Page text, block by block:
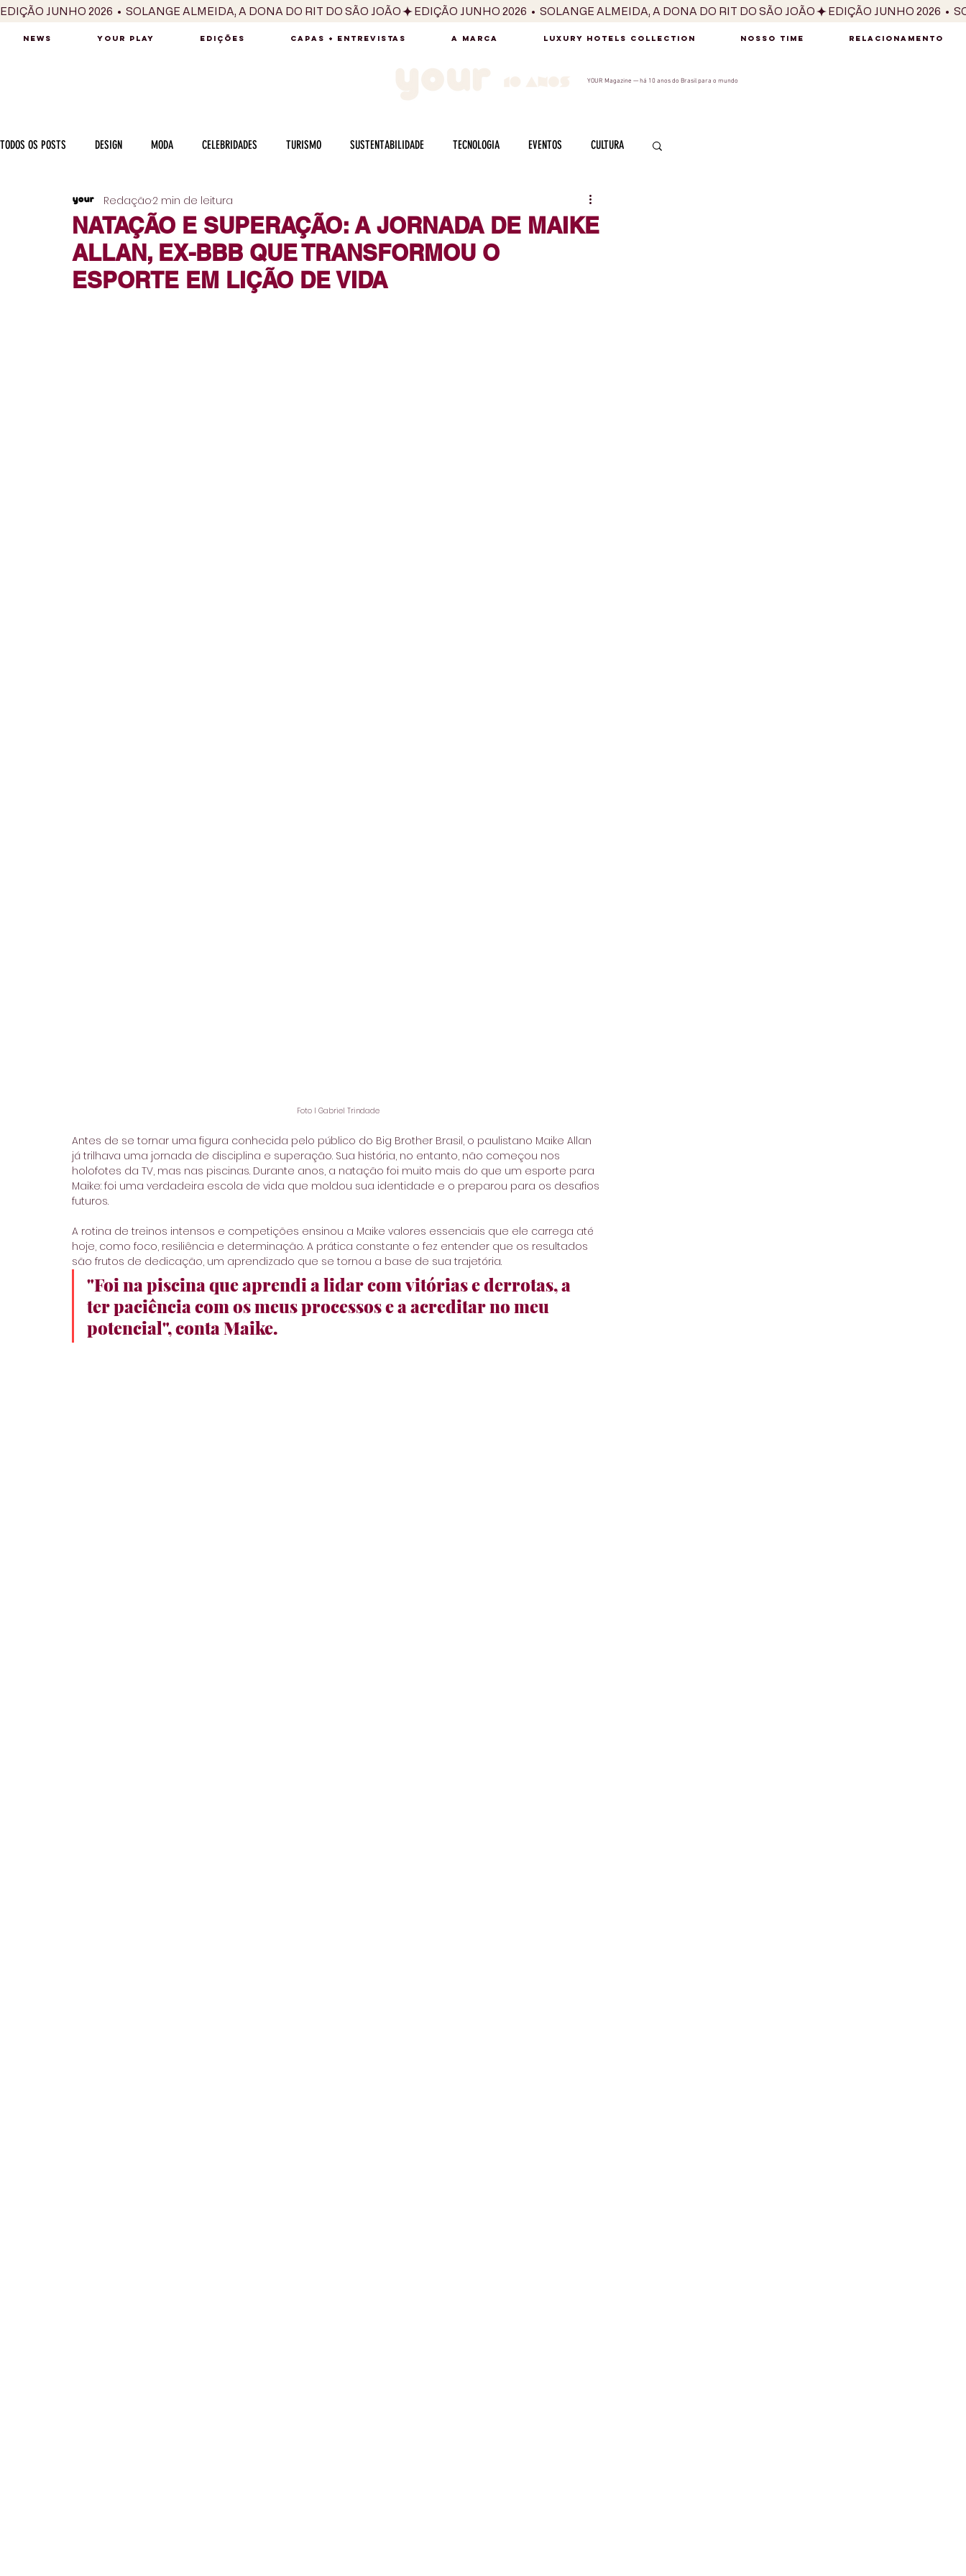
EDIÇÃO JUNHO 2026  •  SOLANGE ALMEIDA, A DONA DO RIT DO SÃO JOÃO
NEWS YOUR PLAY EDIÇÕES CAPAS + ENTREVISTAS A MARCA LUXURY HOTELS COLLECTION NOSSO TIME RELACIONAMENTO
YOUR Magazine — há 10 anos do Brasil para o mundo
TODOS OS POSTS DESIGN MODA CELEBRIDADES TURISMO SUSTENTABILIDADE TECNOLOGIA EVENTOS CULTURA
MÚSICA SÉRIES / TV INTERNACIONAL
CULINÁRIA PESSOAS CARREIRA VINHOS SABOR SEXUALIDADE MULHER
NATAÇÃO E SUPERAÇÃO: A JORNADA DE MAIKE
ALLAN, EX-BBB QUE TRANSFORMOU O
ESPORTE EM LIÇÃO DE VIDA
Redação2 min de leitura
Foto I Gabriel Trindade
Antes de se tornar uma figura conhecida pelo público do Big Brother Brasil, o paulistano Maike Allan
já trilhava uma jornada de disciplina e superação. Sua história, no entanto, não começou nos
holofotes da TV, mas nas piscinas. Durante anos, a natação foi muito mais do que um esporte para
Maike: foi uma verdadeira escola de vida que moldou sua identidade e o preparou para os desafios
futuros.
A rotina de treinos intensos e competições ensinou a Maike valores essenciais que ele carrega até
hoje, como foco, resiliência e determinação. A prática constante o fez entender que os resultados
são frutos de dedicação, um aprendizado que se tornou a base de sua trajetória.
"Foi na piscina que aprendi a lidar com vitórias e derrotas, a
ter paciência com os meus processos e a acreditar no meu
potencial", conta Maike.